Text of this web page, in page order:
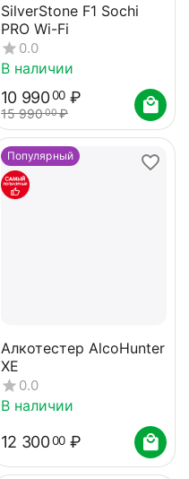
SilverStone F1 Sochi
PRO Wi-Fi
0.0
В наличии
10 99000 ₽
15 99000₽
Популярный
Алкотестер AlcoHunter
XE
0.0
В наличии
12 30000 ₽